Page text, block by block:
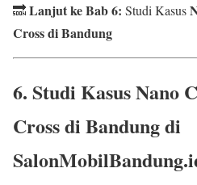
🔜Lanjut ke Bab 6: Studi Kasus
Cross di Bandung
6. Studi KasusNano
Cross di Bandungdi